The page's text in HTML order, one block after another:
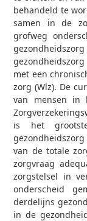
behandeld te
samen in de
grofweg
met een
zorg (Wlz). De
van mensen in
is het
van de totale
zorgvraag
zorgstelsel in
onderscheid
derdelijns
in de